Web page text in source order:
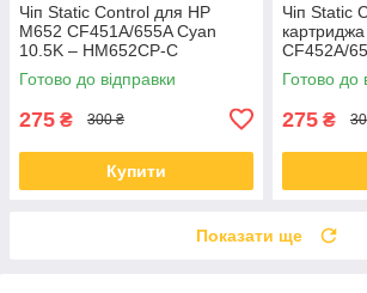
Чіп Static Control для HP
M652 CF451A/655A Cyan
10.5K – HM652CP-C
Готово до відправки
275 ₴ 300 ₴
Купити
Чіп Static
CF452A/
Готово до
275 ₴
Показати ще